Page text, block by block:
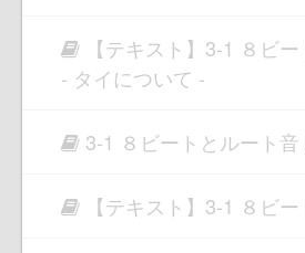
【テキスト】3-1 ８ビ
- タイについて -
3-1 ８ビートとルート音
【テキスト】3-1 ８ビ